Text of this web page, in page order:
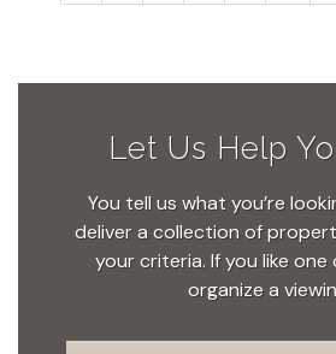
Let Us Help
You tell us what you’re
deliver a collection of
your criteria. If you like one
organize a